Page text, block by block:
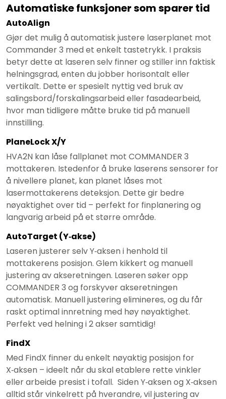
Automatiske funksjoner som sparer tid
AutoAlign
Gjør det mulig å automatisk justere laserplanet mot
Commander 3 med et enkelt tastetrykk. I praksis
betyr dette at laseren selv finner og stiller inn faktisk
helningsgrad, enten du jobber horisontalt eller
vertikalt. Dette er spesielt nyttig ved bruk av
salingsbord/forskalingsarbeid eller fasadearbeid,
hvor man tidligere måtte bruke tid på manuell
innstilling.
PlaneLock X/Y
HVA2N kan låse fallplanet mot COMMANDER 3
mottakeren. Istedenfor å bruke laserens sensorer for
å nivellere planet, kan planet låses mot
lasermottakerens deteksjon. Dette gir bedre
nøyaktighet over tid – perfekt for finplanering og
langvarig arbeid på et større område.
AutoTarget (Y‑akse)
Laseren justerer selv Y‑aksen i henhold til
mottakerens posisjon. Glem kikkert og manuell
justering av akseretningen. Laseren søker opp
COMMANDER 3 og forskyver akseretningen
automatisk. Manuell justering elimineres, og du får
raskt optimal innretning med høy nøyaktighet.
Perfekt ved helning i 2 akser samtidig!
FindX
Med FindX finner du enkelt nøyaktig posisjon for
X‑aksen – ideelt når du skal etablere rette vinkler
eller arbeide presist i tofall. Siden Y‑aksen og X‑aksen
alltid står vinkelrett på hverandre, vil justering av